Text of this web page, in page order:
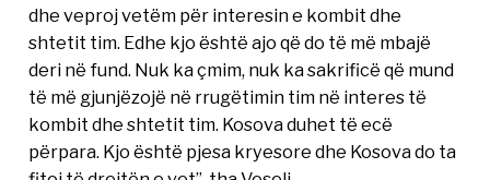
dhe veproj vetëm për interesin e kombit dhe
shtetit tim. Edhe kjo është ajo që do të më mbajë
deri në fund. Nuk ka çmim, nuk ka sakrificë që mund
të më gjunjëzojë në rrugëtimin tim në interes të
kombit dhe shtetit tim. Kosova duhet të ecë
përpara. Kjo është pjesa kryesore dhe Kosova do ta